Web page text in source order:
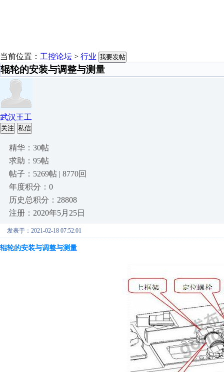
当前位置： 工控论坛 > 行业 我要发帖
辊轮的安装与调整与测量
武汉王工
关注 私信
精华：30帖
求助：95帖
帖子：5269帖 | 8770回
年度积分：0
历史总积分：28808
注册：2020年5月25日
发表于：2021-02-18 07:52:01
辊轮的安装与调整与测量